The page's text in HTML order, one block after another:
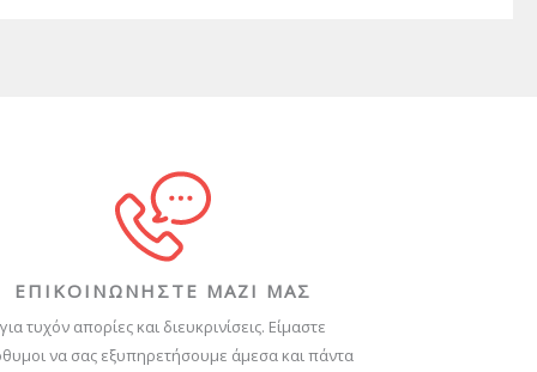
ΕΠΙΚΟΙΝΩΝΗΣΤΕ ΜΑΖΙ ΜΑΣ
για τυχόν απορίες και διευκρινίσεις. Είμαστε
να σας εξυπηρετήσουμε άμεσα και πάντα